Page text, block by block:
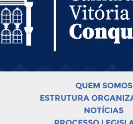
QUEM SOMOS
ESTRUTURA
NOTÍCIAS